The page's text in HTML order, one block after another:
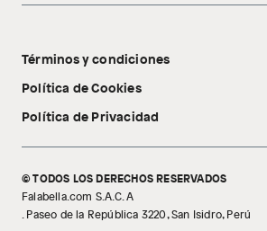
Tecnología Pillow Walk
Libro de reclamaciones
Términos y condiciones
Política de Cookies
Política de Privacidad
© TODOS LOS DERECHOS RESERVADOS
Falabella.com S.A.C. A
. Paseo de la República 3220, San Isidro, Perú